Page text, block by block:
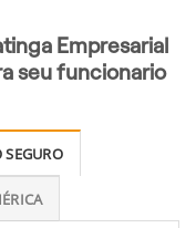
Empresarial
seu funcionario
SEGURO